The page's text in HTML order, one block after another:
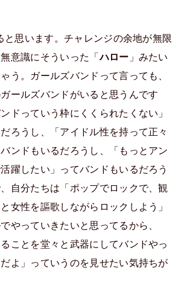
と思います。チャレンジの余地が無限
意識にそういった「ハロー 」みたい
う。ガールズバンドって言っても、
ールズバンドがいると思うんです
ドっていう枠にくくられたくない」
ろうし、「アイドル性を持って正々
ンドもいるだろうし、「もっとアン
躍したい」ってバンドもいるだろう
自分たちは「ポップでロックで、観
女性を謳歌しながらロックしよう」
やっていきたいと思ってるから、
ることを堂々と武器にしてバンドやっ
よ」っていうのを見せたい気持ちが